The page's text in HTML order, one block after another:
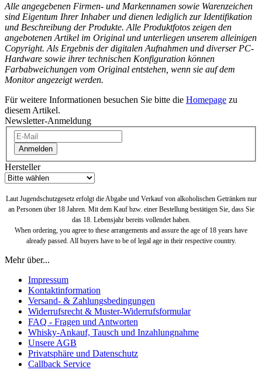
Alle angegebenen Firmen- und Markennamen sowie Warenzeichen
sind Eigentum Ihrer Inhaber und dienen lediglich zur Identifikation
und Beschreibung der Produkte. Alle Produktfotos zeigen den
angebotenen Artikel im Original und unterliegen unserem alleinigen
Copyright. Als Ergebnis der digitalen Aufnahmen und diverser PC-
Hardware sowie ihrer technischen Konfiguration können
Farbabweichungen vom Original entstehen, wenn sie auf dem
Monitor angezeigt werden.
Für weitere Informationen besuchen Sie bitte die Homepage zu
diesem Artikel.
Newsletter-Anmeldung
Anmelden
Hersteller
Laut Jugendschutzgesetz erfolgt die Abgabe und Verkauf von alkoholischen Getränken nur
an Personen über 18 Jahren. Mit dem Kauf bzw. einer Bestellung bestätigen Sie, dass Sie
das 18. Lebensjahr bereits vollendet haben.
When ordering, you agree to these arrangements and assure the age of 18 years have
already passed. All buyers have to be of legal age in their respective country.
Mehr über...
Impressum
Kontaktinformation
Versand- & Zahlungsbedingungen
Widerrufsrecht & Muster-Widerrufsformular
FAQ - Fragen und Antworten
Whisky-Ankauf, Tausch und Inzahlungnahme
Unsere AGB
Privatsphäre und Datenschutz
Callback Service